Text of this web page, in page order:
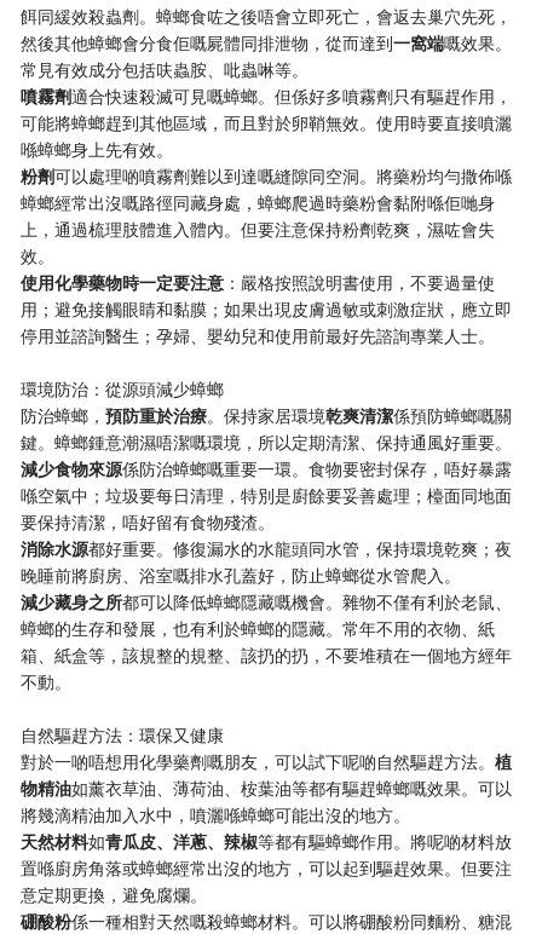
餌同緩效殺蟲劑。蟑螂食咗之後唔會立即死亡，會返去巢穴先死，
然後其他蟑螂會分食佢嘅屍體同排泄物，從而達到​​一窩端​​嘅效果。
常見有效成分包括呋蟲胺、吡蟲啉等。
​噴霧劑​​適合快速殺滅可見嘅蟑螂。但係好多噴霧劑只有驅趕作用，
可能將蟑螂趕到其他區域，而且對於卵鞘無效。使用時要直接噴灑
喺蟑螂身上先有效。
​粉劑​​可以處理啲噴霧劑難以到達嘅縫隙同空洞。將藥粉均勻撒佈喺
蟑螂經常出沒嘅路徑同藏身處，蟑螂爬過時藥粉會黏附喺佢哋身
上，通過梳理肢體進入體內。但要注意保持粉劑乾爽，濕咗會失
效。
​使用化學藥物時一定要注意​ ​：嚴格按照說明書使用，不要過量使
用；避免接觸眼睛和黏膜；如果出現皮膚過敏或刺激症狀，應立即
停用並諮詢醫生；孕婦、嬰幼兒和使用前最好先諮詢專業人士。
環境防治：從源頭減少蟑螂
防治蟑螂，​​預防重於治療​​。保持家居環境​​乾爽清潔​​係預防蟑螂嘅關
鍵。蟑螂鍾意潮濕唔潔嘅環境，所以定期清潔、保持通風好重要。
​減少食物來源​​係防治蟑螂嘅重要一環。食物要密封保存，唔好暴露
喺空氣中；垃圾要每日清理，特別是廚餘要妥善處理；檯面同地面
要保持清潔，唔好留有食物殘渣。
​消除水源​​都好重要。修復漏水的水龍頭同水管，保持環境乾爽；夜
晚睡前將廚房、浴室嘅排水孔蓋好，防止蟑螂從水管爬入。
​減少藏身之所​​都可以降低蟑螂隱藏嘅機會。雜物不僅有利於老鼠、
蟑螂的生存和發展，也有利於蟑螂的隱藏。常年不用的衣物、紙
箱、紙盒等，該規整的規整、該扔的扔，不要堆積在一個地方經年
不動。
自然驅趕方法：環保又健康
對於一啲唔想用化學藥劑嘅朋友，可以試下呢啲自然驅趕方法。​​植
物精油​​如薰衣草油、薄荷油、桉葉油等都有驅趕蟑螂嘅效果。可以
將幾滴精油加入水中，噴灑喺蟑螂可能出沒的地方。
​天然材料​​如​​青瓜皮、洋蔥、辣椒​​等都有驅蟑螂作用。將呢啲材料放
置喺廚房角落或蟑螂經常出沒的地方，可以起到驅趕效果。但要注
意定期更換，避免腐爛。
​硼酸粉​​係一種相對天然嘅殺蟑螂材料。可以將硼酸粉同麵粉、糖混